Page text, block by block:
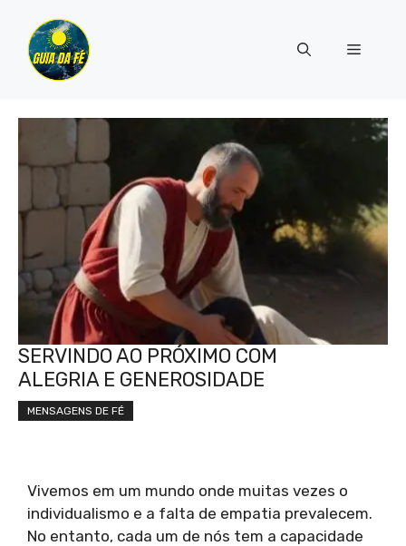
para
conteúdo
Menu
SERVINDO AO PRÓXIMO COM
ALEGRIA E GENEROSIDADE
MENSAGENS DE FÉ
Vivemos em um mundo onde muitas vezes o
individualismo e a falta de empatia prevalecem.
No entanto, cada um de nós tem a capacidade